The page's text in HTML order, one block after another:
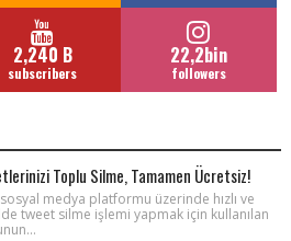
2,240 B
subscribers
22,2bin
followers
Toplu Silme, Tamamen Ücretsiz!
medya platformu üzerinde hızlı ve
tweet silme işlemi yapmak için kullanılan